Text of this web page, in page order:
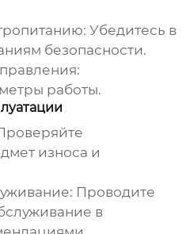
Убедитесь в
безопасности.
работы.
износа и
Проводите
в